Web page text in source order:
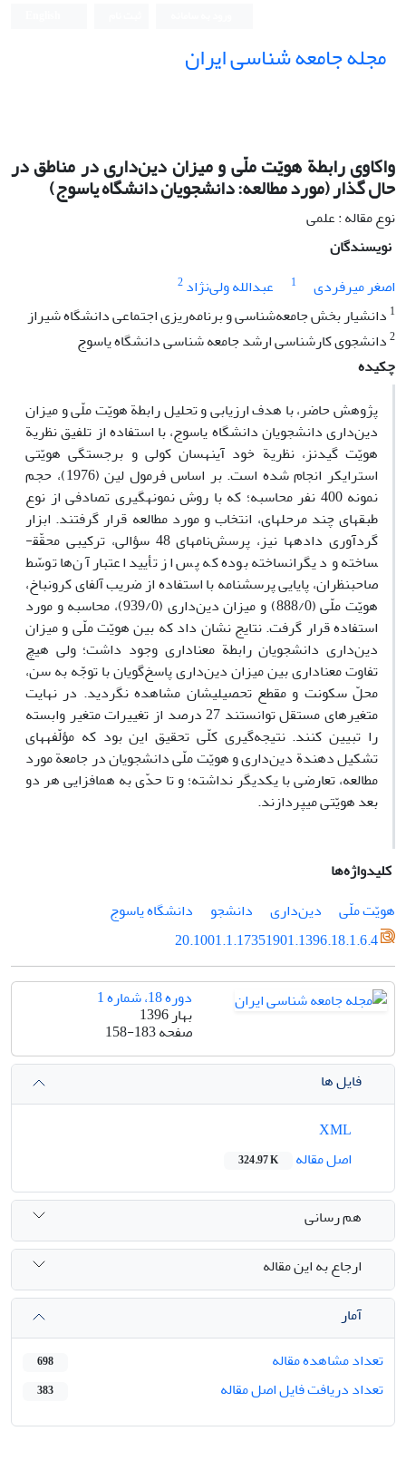
مجله جامعه شناسی ایران
واکاوی رابطة هویّت ملّی و میزان دین‌داری در مناطق در
حال گذار (مورد مطالعه: دانشجویان دانشگاه یاسوج)
نوع مقاله : علمی
نویسندگان
اصغر میرفردی
1 عبدالله ولی‌نژاد2
1 دانشیار بخش جامعه‌شناسی و برنامه‌ریزی اجتماعی دانشگاه شیراز
2دانشجوی کارشناسی ارشد جامعه شناسی دانشگاه یاسوج
چکیده
پژوهش حاضر، با هدف ارزیابی و تحلیل رابطة هویّت ملّی و میزان
دین‌داری دانشجویان دانشگاه یاسوج، با استفاده از تلفیق نظریة
هویّت گیدنز، نظریة خود آینه­­سان کولی و برجستگی هویّتی
استرایکر انجام شده است. بر اساس فرمول لین (1976)، حجم
نمونه 400 نفر محاسبه؛ که با روش نمونه­گیری تصادفی از نوع
طبقه­ای چند مرحله­ای، انتخاب و مورد مطالعه قرار گرفتند. ابزار
گردآوری داده­ها نیز، پرسش‌نامه­ای 48 سؤالی، ترکیبی محقّق­
ساخته و دیگران­ساخته بوده که پس از تأیید اعتبار آن‌ها توسّط
صاحب­نظران، پایایی پرسشنامه­ با استفاده از ضریب آلفای کرونباخ،
هویّت ملّی (888/0) و میزان دین‌داری (939/0)، محاسبه و مورد
استفاده قرار گرفت. نتایج نشان داد که بین هویّت ملّی و میزان
دین‌داری دانشجویان رابطة معناداری وجود داشت؛ ولی هیچ
تفاوت معناداری بین میزان دین‌داری پاسخ‌گویان با توجّه به سن،
محلّ سکونت و مقطع تحصیلی­شان مشاهده نگردید. در نهایت
متغیرهای مستقل توانستند 27 درصد از تغییرات متغیر وابسته
را تبیین کنند. نتیجه‌گیری کلّی تحقیق این بود که مؤلّفه­های
تشکیل دهندة دین‌داری و هویّت ملّی دانشجویان در جامعة مورد
مطالعه، تعارضی با یکدیگر نداشته؛ و تا حدّی به هم­افزایی هر دو
بعد هویّتی می­پردازند.
کلیدواژه‌ها
هویّت ملّی
دین‌داری دانشجو
دانشگاه یاسوج
20.1001.1.17351901.1396.18.1.6.4
دوره 18، شماره 1
بهار 1396
صفحه158-183
فایل ها
اصل مقاله
324.97 K
هم رسانی
ارجاع به این مقاله
آمار
تعداد مشاهده مقاله
698
تعداد دریافت فایل اصل مقاله 383